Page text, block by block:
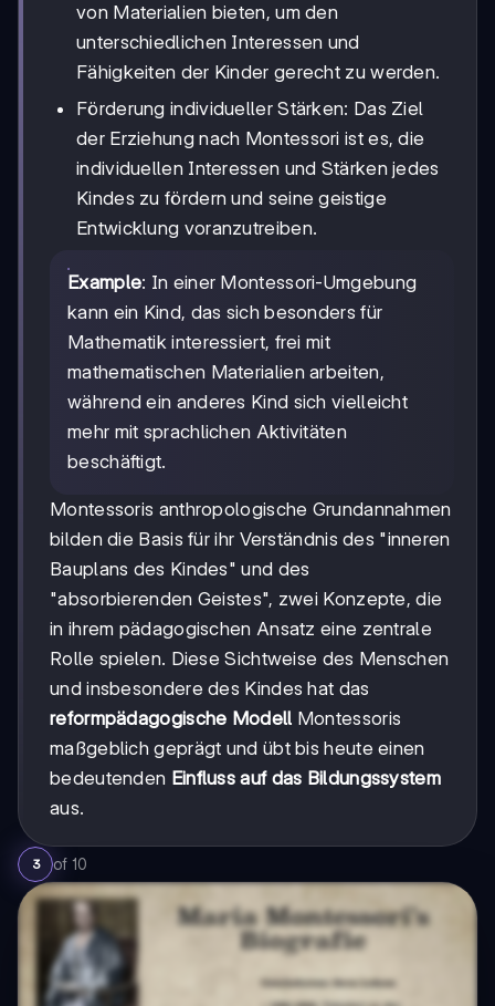
von Materialien bieten, um den
unterschiedlichen Interessen und
Fähigkeiten der Kinder gerecht zu werden.
Förderung individueller Stärken: Das Ziel
der Erziehung nach Montessori ist es, die
individuellen Interessen und Stärken jedes
Kindes zu fördern und seine geistige
Entwicklung voranzutreiben.
Example: In einer Montessori-Umgebung
kann ein Kind, das sich besonders für
Mathematik interessiert, frei mit
mathematischen Materialien arbeiten,
während ein anderes Kind sich vielleicht
mehr mit sprachlichen Aktivitäten
beschäftigt.
Montessoris anthropologische Grundannahmen
bilden die Basis für ihr Verständnis des "inneren
Bauplans des Kindes" und des
"absorbierenden Geistes", zwei Konzepte, die
in ihrem pädagogischen Ansatz eine zentrale
Rolle spielen. Diese Sichtweise des Menschen
und insbesondere des Kindes hat das
reformpädagogische Modell Montessoris
maßgeblich geprägt und übt bis heute einen
bedeutenden Einfluss auf das Bildungssystem
aus.
3 of 10